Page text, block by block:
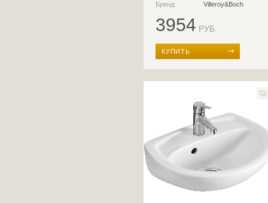
Бренд:
Villeroy&Boch
3954 РУБ.
КУПИТЬ